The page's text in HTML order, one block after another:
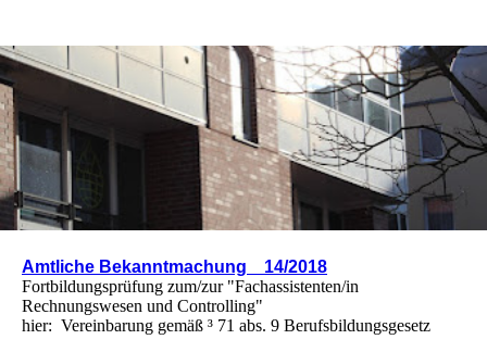
Amtliche Bekanntmachung 14/2018
Fortbildungsprüfung zum/zur "Fachassistenten/in
Rechnungswesen und Controlling"
hier: Vereinbarung gemäß ³ 71 abs. 9 Berufsbildungsgesetz